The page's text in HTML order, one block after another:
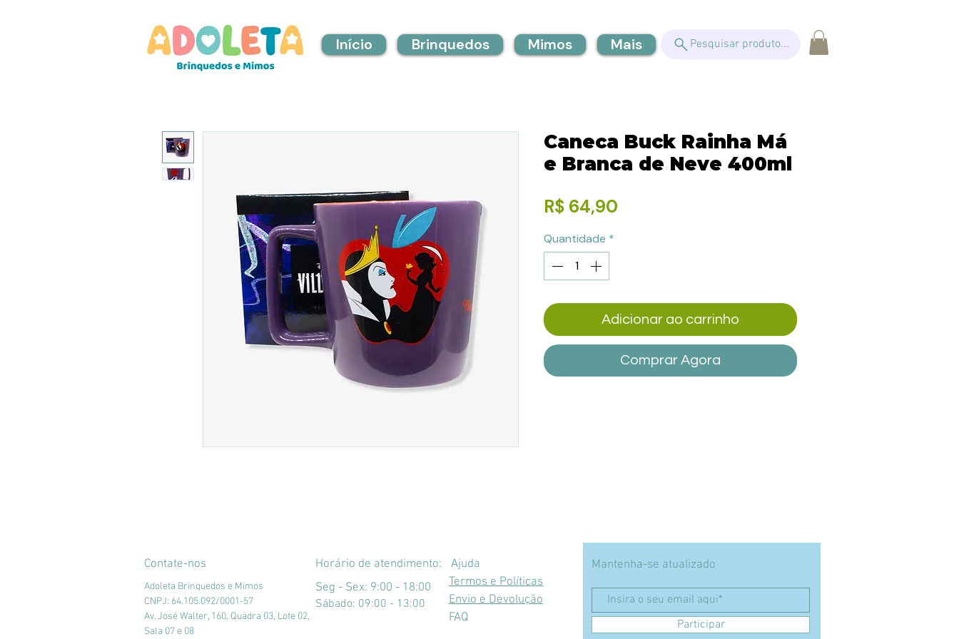
Início Brinquedos Mimos Mais Pesquisar produto...
Caneca Buck Rainha Má
e Branca de Neve 400ml
R$ 64,90
Quantidade *
Adicionar ao carrinho
Comprar Agora
Contate-nos
Adoleta Brinquedos e Mimos
CNPJ: 64.105.092/0001-57
Av. José Walter, 160, Quadra 03, Lote 02,
Sala 07 e 08
Horário de atendimento:
Ajuda
Seg - Sex: 9:00 - 18:00
​​Sábado: 09:00 - 13:00
Termos e Políticas
Envio e Devolução
FAQ
Mantenha-se atualizado
Participar